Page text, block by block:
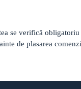
se verifică obligatoriu
de plasarea